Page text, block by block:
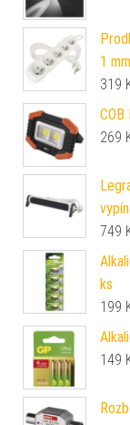
1
319
269
749
ks
199
149